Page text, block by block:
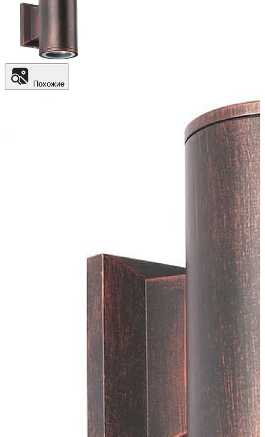
Похожие